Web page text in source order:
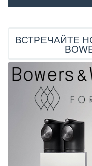
ВСТРЕЧАЙТЕ